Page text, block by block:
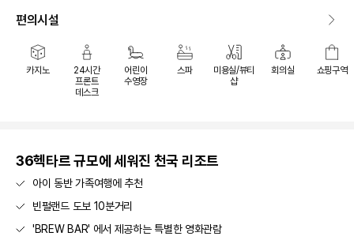
편의시설
카지노
24시간
프론트
데스크
어린이
수영장
스파
미용실/뷰티
샵
회의실 쇼핑구역
36헥타르 규모에 세워진 천국 리조트
아이 동반 가족여행에 추천
빈펄랜드 도보 10분거리
'BREW BAR' 에서 제공하는 특별한 영화관람